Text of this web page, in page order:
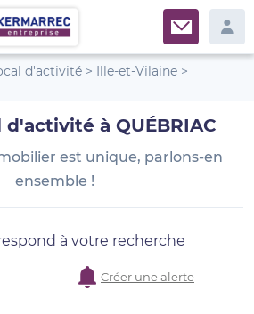
d'activité > Ille-et-Vilaine >
à QUÉBRIAC
est unique, parlons-en
ensemble !
à votre recherche
Créer une alerte